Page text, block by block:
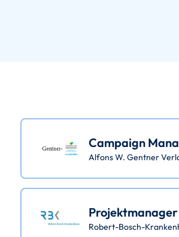
Campaign
Alfons W. Gentner
Robert-Bosch-